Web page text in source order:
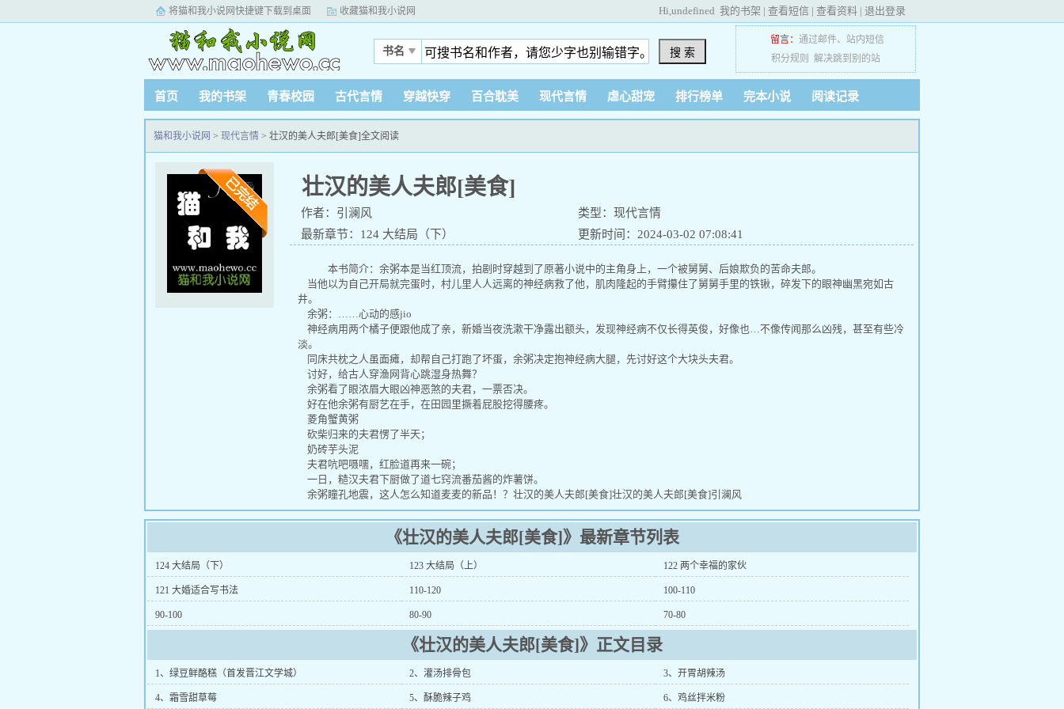
将猫和我小说网快捷键下载到桌面 收藏猫和我小说网 Hi,undefined 我的书架 | 查看短信 | 查看资料 | 退出登录
书名 搜 索
留言： 通过邮件、 站内短信
积分规则
解决跳到别的站
首页 我的书架 青春校园 古代言情 穿越快穿 百合耽美 现代言情 虐心甜宠 排行榜单 完本小说 阅读记录
猫和我小说网 > 现代言情 > 壮汉的美人夫郎[美食]全文阅读
壮汉的美人夫郎[美食]
作者：引澜风
类型：现代言情
最新章节：124 大结局（下）
更新时间：2024-03-02 07:08:41
本书简介：余粥本是当红顶流，拍剧时穿越到了原著小说中的主角身上，一个被舅舅、后娘欺负的苦命夫郎。
当他以为自己开局就完蛋时，村儿里人人远离的神经病救了他，肌肉隆起的手臂攥住了舅舅手里的铁锹，碎发下的眼神幽黑宛如古
井。
余粥：……心动的感jio
神经病用两个橘子便跟他成了亲，新婚当夜洗漱干净露出额头，发现神经病不仅长得英俊，好像也…不像传闻那么凶残，甚至有些冷
淡。
同床共枕之人虽面瘫，却帮自己打跑了坏蛋，余粥决定抱神经病大腿，先讨好这个大块头夫君。
讨好，给古人穿渔网背心跳湿身热舞？
余粥看了眼浓眉大眼凶神恶煞的夫君，一票否决。
好在他余粥有厨艺在手，在田园里撅着屁股挖得腰疼。
菱角蟹黄粥
砍柴归来的夫君愣了半天；
奶砖芋头泥
夫君吭吧嗫嚅，红脸道再来一碗；
一日，糙汉夫君下厨做了道七窍流番茄酱的炸薯饼。
余粥瞳孔地震，这人怎么知道麦麦的新品！？壮汉的美人夫郎[美食]壮汉的美人夫郎[美食]引澜风
《壮汉的美人夫郎[美食]》最新章节列表
124 大结局（下） 123 大结局（上） 122 两个幸福的家伙
121 大婚适合写书法 110-120 100-110
90-100 80-90 70-80
《壮汉的美人夫郎[美食]》正文目录
1、绿豆鲜酪糕（首发晋江文学城） 2、灌汤排骨包 3、开胃胡辣汤
4、霜雪甜草莓 5、酥脆辣子鸡 6、鸡丝拌米粉